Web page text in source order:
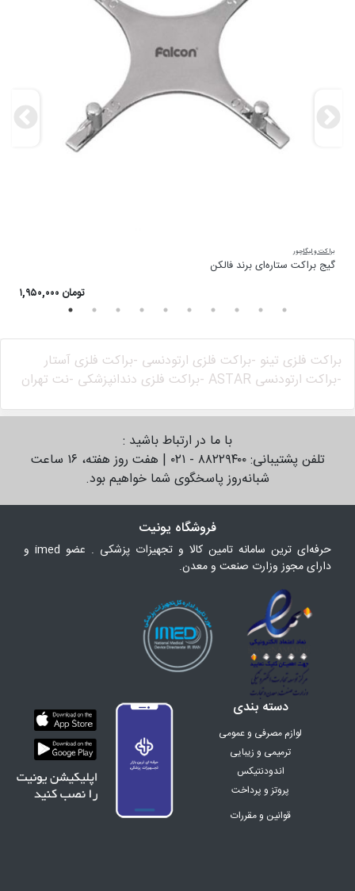
براکت و لیگاچور
گیج براکت ستاره‌ای برند فالکن
۱,۹۵۰,۰۰۰ تومان
براکت فلزی تینو -براکت فلزی ارتودنسی -براکت فلزی آستار
-براکت ارتودنسی ASTAR - براکت فلزی دندانپزشکی -نت تهران
با ما در ارتباط باشید :
تلفن پشتیبانی: ۸۸۲۲۹۴۰۰ - ۰۲۱ | هفت روز هفته، ۱۶ ساعت
شبانه‌روز پاسخگوی شما خواهیم بود.
فروشگاه یونیت
حرفه‌ای ترین سامانه تامین کالا و تجهیزات پزشکی . عضو imed و
دارای مجوز وزارت صنعت و معدن.
دسته بندی
لوازم مصرفی و عمومی
ترمیمی و زیبایی
اندودنتیکس
پروتز و پرداخت
ارتودنسی
قوانین و مقررات